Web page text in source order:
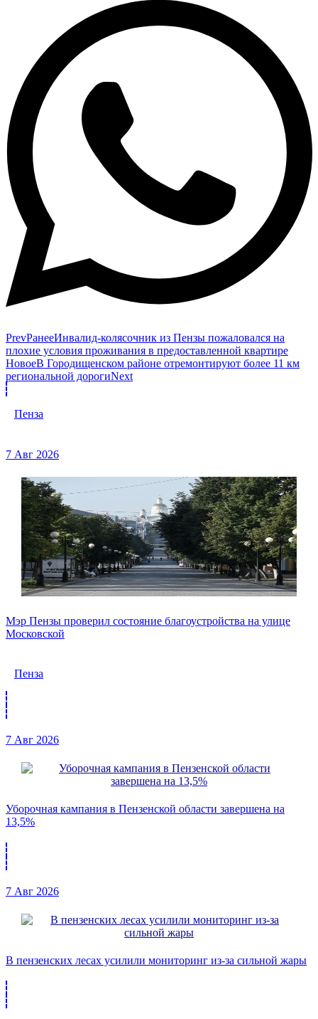
PrevРанееИнвалид-колясочник из Пензы пожаловался на
плохие условия проживания в предоставленной квартире
НовоеВ Городищенском районе отремонтируют более 11 км
региональной дорогиNext
Пенза
7 Авг 2026
Мэр Пензы проверил состояние благоустройства на улице
Московской
Пенза
7 Авг 2026
Уборочная кампания в Пензенской области завершена на
13,5%
7 Авг 2026
В пензенских лесах усилили мониторинг из-за сильной жары